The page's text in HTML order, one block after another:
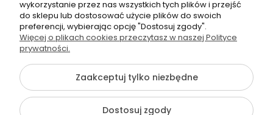
wykorzystanie przez nas wszystkich tych plików i przejść
do sklepu lub dostosować użycie plików do swoich
preferencji, wybierając opcję "Dostosuj zgody".
Więcej o plikach cookies przeczytasz w naszej Polityce
prywatności.
Zaakceptuj tylko niezbędne
Dostosuj zgody